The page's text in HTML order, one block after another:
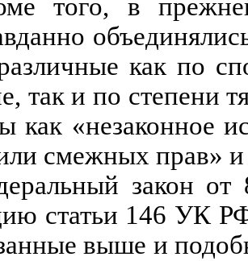
того, в
как по
так и по степени
как «незаконное
смежных прав» и
закон
статьи 146 УК
выше и